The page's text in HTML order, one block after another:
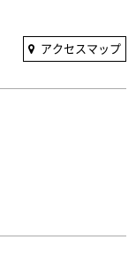
アクセスマップ